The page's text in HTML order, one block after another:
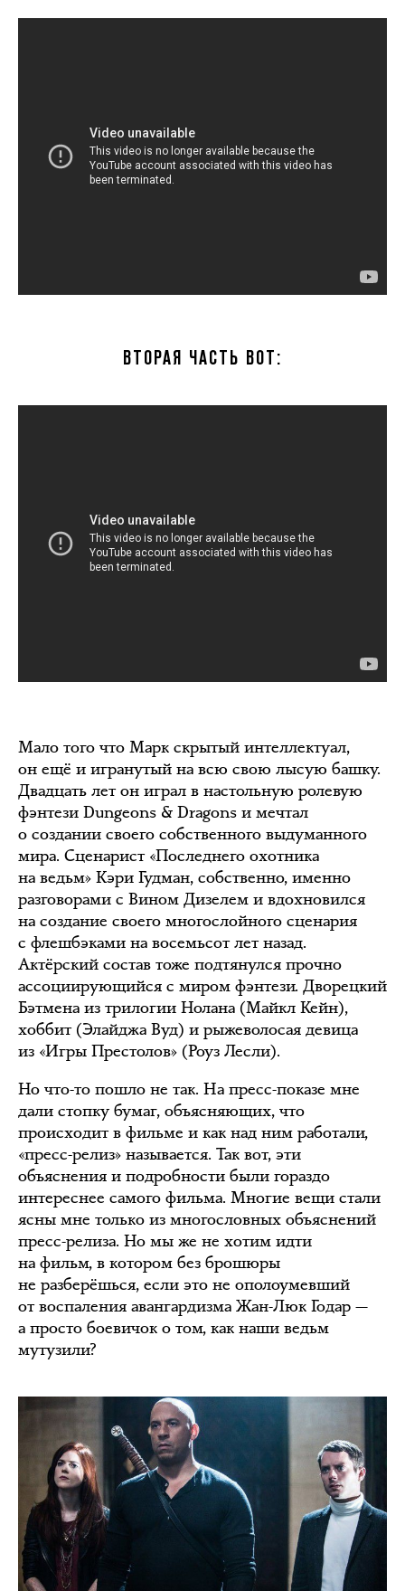
ВТОРАЯ ЧАСТЬ ВОТ:
Мало того что Марк скрытый интеллектуал,
он ещё и игранутый на всю свою лысую башку.
Двадцать лет он играл в настольную ролевую
фэнтези Dungeons & Dragons и мечтал
о создании своего собственного выдуманного
мира. Сценарист «Последнего охотника
на ведьм» Кэри Гудман, собственно, именно
разговорами с Вином Дизелем и вдохновился
на создание своего многослойного сценария
с флешбэками на восемьсот лет назад.
Актёрский состав тоже подтянулся прочно
ассоциирующийся с миром фэнтези. Дворецкий
Бэтмена из трилогии Нолана (Майкл Кейн),
хоббит (Элайджа Вуд) и рыжеволосая девица
из «Игры Престолов» (Роуз Лесли).
Но что-то пошло не так. На пресс-показе мне
дали стопку бумаг, объясняющих, что
происходит в фильме и как над ним работали,
«пресс-релиз» называется. Так вот, эти
объяснения и подробности были гораздо
интереснее самого фильма. Многие вещи стали
ясны мне только из многословных объяснений
пресс-релиза. Но мы же не хотим идти
на фильм, в котором без брошюры
не разберёшься, если это не ополоумевший
от воспаления авангардизма Жан-Люк Годар —
а просто боевичок о том, как наши ведьм
мутузили?